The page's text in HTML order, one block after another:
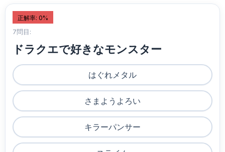
正解率: 0%
7問目:
ドラクエで好きなモンスター
はぐれメタル
さまようよろい
キラーパンサー